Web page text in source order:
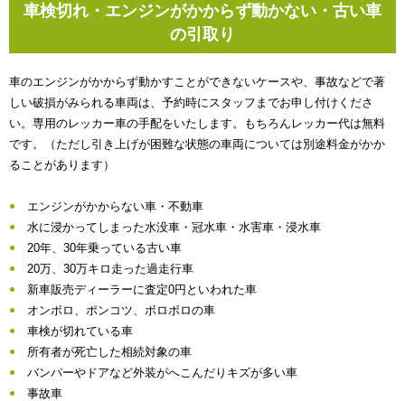
車検切れ・エンジンがかからず動かない・古い車
の引取り
車のエンジンがかからず動かすことができないケースや、事故などで著
しい破損がみられる車両は、予約時にスタッフまでお申し付けくださ
い。専用のレッカー車の手配をいたします。もちろんレッカー代は無料
です。（ただし引き上げが困難な状態の車両については別途料金がかか
ることがあります）
エンジンがかからない車・不動車
水に浸かってしまった水没車・冠水車・水害車・浸水車
20年、30年乗っている古い車
20万、30万キロ走った過走行車
新車販売ディーラーに査定0円といわれた車
オンボロ、ポンコツ、ボロボロの車
車検が切れている車
所有者が死亡した相続対象の車
バンパーやドアなど外装がへこんだりキズが多い車
事故車